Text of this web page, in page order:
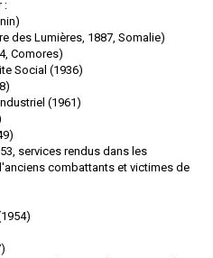
:
des Lumières, 1887, Somalie)
Comores)
Social (1936)
(1961)
services rendus dans les
combattants et victimes de